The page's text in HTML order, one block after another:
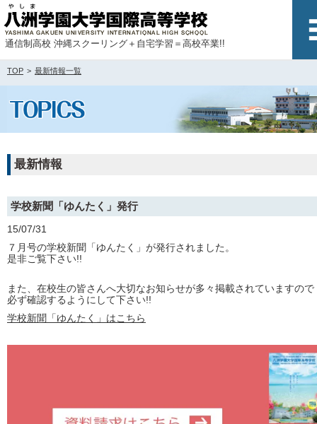
通信制高校 沖縄スクーリング＋自宅学習＝高校卒業!!
TOP 最新情報一覧
最新情報
学校新聞「ゆんたく」発行
15/07/31
７月号の学校新聞「ゆんたく」が発行されました。
是非ご覧下さい!!
また、在校生の皆さんへ大切なお知らせが多々掲載されていますので
必ず確認するようにして下さい!!
学校新聞「ゆんたく」はこちら